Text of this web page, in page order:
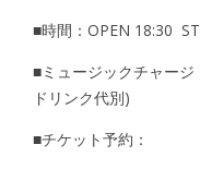
■時間：OPEN 18:30
■ミュージックチャー
ドリンク代別)
■チケット予約：